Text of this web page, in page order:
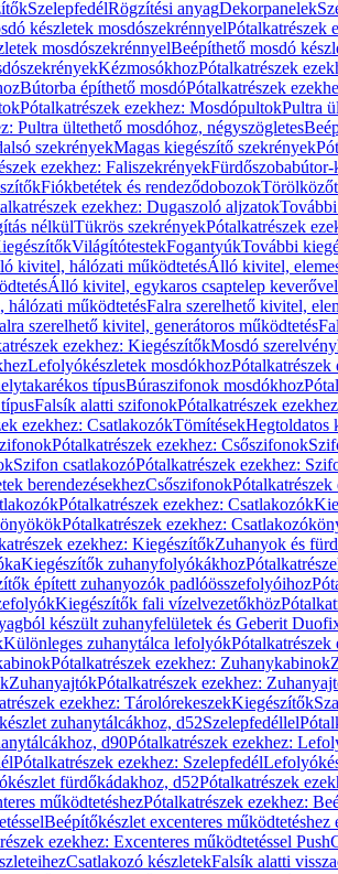
SzelepfedélRögzítési anyagDekorpanelek
készletek mosdószekrénnyelPótalkatrészek
mosdószekrénnyelBeépíthető mosdó
KézmosókhozPótalkatrészek
Bútorba építhető mosdóPótalkatrészek
Pótalkatrészek ezekhez: MosdópultokPultra
Pultra ültethető mosdóhoz, négyszögletes
szekrényekMagas kiegészítő szekrények
ezekhez: Faliszekrények
Fiókbetétek és rendeződobozok
ezekhez: Dugaszoló aljzatok
nélkülTükrös szekrényekPótalkatrészek
VilágítótestekFogantyúkTovábbi
kivitel, hálózati működtetésÁlló kivitel,
Álló kivitel, egykaros csaptelep keverővel
hálózati működtetésFalra szerelhető kivitel,
szerelhető kivitel, generátoros működtetés
ezekhez: KiegészítőkMosdó
Lefolyókészletek mosdókhoz
típusBúraszifonok mosdókhoz
Falsík alatti szifonokPótalkatrészek
ezekhez: CsatlakozókTömítésekHegtoldatos
Pótalkatrészek ezekhez: Csőszifonok
Szifon csatlakozóPótalkatrészek ezekhez:
berendezésekhezCsőszifonok
Pótalkatrészek ezekhez: Csatlakozók
Pótalkatrészek ezekhez:
ezekhez: KiegészítőkZuhanyok és
Kiegészítők zuhanyfolyókákhoz
épített zuhanyozók padlóösszefolyóihoz
Kiegészítők fali vízelvezetőkhöz
készült zuhanyfelületek és Geberit
Különleges zuhanytálca lefolyókPótalkatrészek
Pótalkatrészek ezekhez: Zuhanykabinok
ZuhanyajtókPótalkatrészek ezekhez:
ezekhez: TárolórekeszekKiegészítők
zuhanytálcákhoz, d52Szelepfedéllel
d90Pótalkatrészek ezekhez:
Pótalkatrészek ezekhez: Szelepfedél
fürdőkádakhoz, d52Pótalkatrészek
működtetéshezPótalkatrészek ezekhez:
Beépítőkészlet excenteres működtetéshez
ezekhez: Excenteres működtetéssel
Csatlakozó készletekFalsík alatti